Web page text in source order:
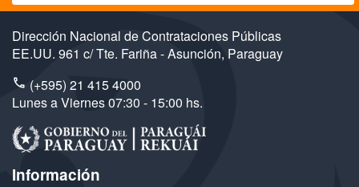
Dirección Nacional de Contrataciones Públicas
EE.UU. 961 c/ Tte. Fariña - Asunción, Paraguay
(+595) 21 415 4000
Lunes a Viernes 07:30 - 15:00 hs.
Información